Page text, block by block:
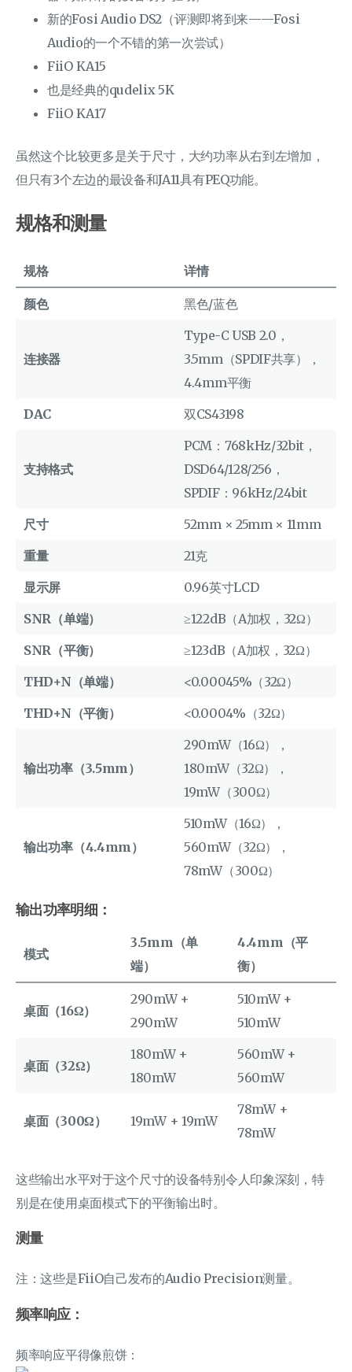
新的Fosi Audio DS2（评测即将到来——Fosi
Audio的一个不错的第一次尝试）
FiiO KA15
也是经典的qudelix 5K
FiiO KA17
虽然这个比较更多是关于尺寸，大约功率从右到左增加，
但只有3个左边的最设备和JA11具有PEQ功能。
规格和测量
规格 详情
颜色 黑色/蓝色
连接器
Type-C USB 2.0，
3.5mm（SPDIF共享），
4.4mm平衡
DAC
双CS43198
支持格式
PCM：768kHz/32bit，
DSD64/128/256，
SPDIF：96kHz/24bit
尺寸
52mm × 25mm × 11mm
重量
21克
显示屏
0.96英寸LCD
SNR（单端）
≥122dB（A加权，32Ω）
SNR（平衡）
≥123dB（A加权，32Ω）
THD+N（单端）
<0.00045%（32Ω）
THD+N（平衡）
<0.0004%（32Ω）
输出功率（3.5mm）
290mW（16Ω），
180mW（32Ω），
19mW（300Ω）
输出功率（4.4mm）
510mW（16Ω），
560mW（32Ω），
78mW（300Ω）
输出功率明细：
模式
3.5mm（单
端）
4.4mm（平
衡）
桌面（16Ω）
290mW +
290mW
510mW +
510mW
桌面（32Ω）
180mW +
180mW
560mW +
560mW
桌面（300Ω） 19mW + 19mW
78mW +
78mW
这些输出水平对于这个尺寸的设备特别令人印象深刻，特
别是在使用桌面模式下的平衡输出时。
测量
注：这些是FiiO自己发布的Audio Precision测量。
频率响应：
频率响应平得像煎饼：